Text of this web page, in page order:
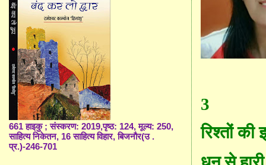
3
रिश्तों की
661 हाइकु ; संस्करण: 2019,पृष्ठ: 124, मूल्य: 250,
साहित्य निकेतन, 16 साहित्य विहार, बिजनौर(उ .
प्र.)-246-701